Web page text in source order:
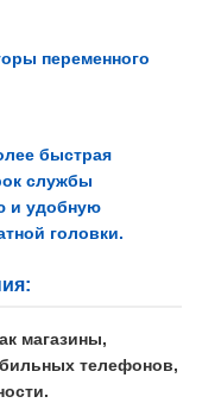
переменного
быстрая
службы
и удобную
головки.
магазины,
телефонов,